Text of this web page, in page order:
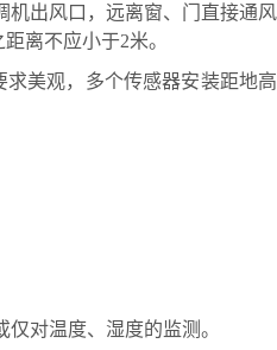
机出风口，远离窗、门直接通风
离不应小于2米。
求美观，多个传感器安装距地高
对温度、湿度的监测。